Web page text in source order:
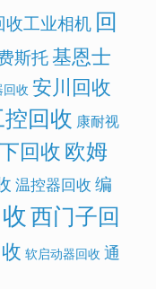
收工业相机 回
斯托基恩士
收 安川回收
回收 康耐视
回收欧姆
温控器回收 编
西门子回
软启动器回收 通